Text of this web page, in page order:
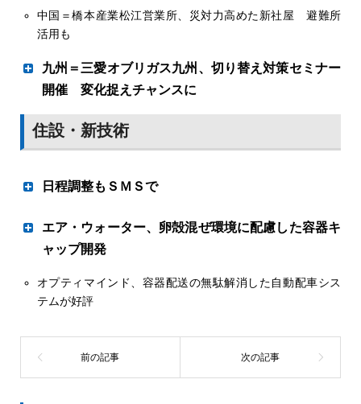
Ｏ
２をカーボンクレジットで相殺するカーボンオフセット
ＬＰガスの供給を開始した。岩谷産業がＬＰガス販売事業
採掘から流通、燃焼までの間に発生するＣＯ ２をオフセッ
トしたカーボンニュートラル（ＣＮ）ＬＰガスとは違い、
カーボンオフセットＬＰガスは燃焼時に発生するＣＯ
みを相殺しているのが特徴。海外由来のボランタリークレ
ジットを活用している。
相馬ガスホールディングス（本社・南相馬市、渋佐寿彦代
表取締役）が出資して昨年設立したバイオマスレジン福島
（同・福島県浪江町、同）の浪江工場が同町に完成し、11
月30日に操業を開始した。
同社はコメからつくるバイオマスプラスチック「ライスレ
ジン」を製造する。コメは主に浪江町内で生産する。コメ
の生産と工場が同じ町内のため輸送に伴う環境負荷を軽減
がる。相馬ガスＨＤはＣＯ
ハッピーフェア合同感謝祭。活発な商談が行われた
マルエイ名古屋支店と一宮地区の販売店は11月５日、一宮
市民会館で第22回ハッピーフェア合同感謝祭（馬場活彰実
瓦斯、野村商事。コロナ禍で３年ぶりの開催となったが、
感染対策を考慮して１日限定で実施。会場は盛況で目標の
円と目標の１０８５万円を大幅に超過した。
会場ではビルトイン・テーブルこんろ、レンジフード、エ
ガス機器を中心にシステムバスや洗面化粧台などの住設機
器、石油ストーブなどを展示。ビルトインこんろやウルト
セールやイベント展開
18日から12月20日まで「１ｓｔアニバーサリーフェア」
中国＝橋本産業松江営業所、災対力高めた新社屋 避難所
活用も
九州＝三愛オブリガス九州、切り替え対策セミナー
開催 変化捉えチャンスに
特約店と情報共有
住設・新技術
日程調整もＳＭＳで
ＦｕｎＦｕｓｉｏｎがオプションサービスリ
リース
ＭＳ）を使って訪問日程を調
エア・ウォーター、卵殻混ぜ環境に配慮した容器キ
ャップ開発
繰り返し使用可能に 順次切り替えへ
エア・ウォーター（本社・大
阪市、豊田喜久夫会長）は来
年２月からグループのＬＰガ
オプティマインド、容器配送の無駄解消した自動配車シス
テムが好評